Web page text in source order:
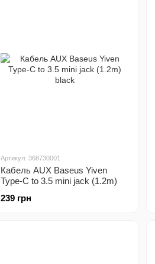
Артикул: 368730001
Кабель AUX Baseus Yiven
Type-C to 3.5 mini jack (1.2m)
239 грн